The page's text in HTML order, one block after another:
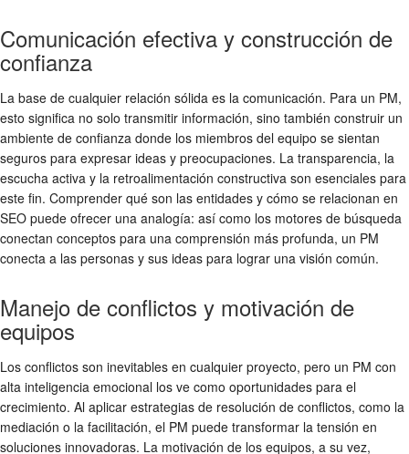
Comunicación efectiva y construcción de
confianza
La base de cualquier relación sólida es la comunicación. Para un PM,
esto significa no solo transmitir información, sino también construir un
ambiente de confianza donde los miembros del equipo se sientan
seguros para expresar ideas y preocupaciones. La transparencia, la
escucha activa y la retroalimentación constructiva son esenciales para
este fin. Comprender qué son las entidades y cómo se relacionan en
SEO puede ofrecer una analogía: así como los motores de búsqueda
conectan conceptos para una comprensión más profunda, un PM
conecta a las personas y sus ideas para lograr una visión común.
Manejo de conflictos y motivación de
equipos
Los conflictos son inevitables en cualquier proyecto, pero un PM con
alta inteligencia emocional los ve como oportunidades para el
crecimiento. Al aplicar estrategias de resolución de conflictos, como la
mediación o la facilitación, el PM puede transformar la tensión en
soluciones innovadoras. La motivación de los equipos, a su vez,